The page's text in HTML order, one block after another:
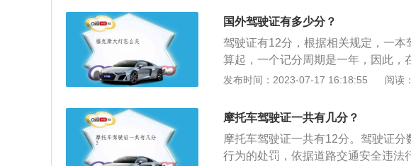
事故造成轻伤逃逸、尚未构成犯罪。
车;2、故意遮挡、污损号牌;3、7座
的机动车;5、驾驶机动车未悬挂号牌
理论考试，是机动车驾驶证考核的一
全法律法规、地方性法规等相关知
考试的时间为45分钟。驾驶证考科
和判断题，每一题1分，总分100分
试。科目一试题内容：驾驶证和机动
方性法规；大中型客货车制动系统与
车、无轨电车专用知识。科目一考
穿拖鞋，电子产品和包包不准携带
国外驾驶证有多少分？
驾驶证有12分，根据相关规定，一
算起，一个记分周期是一年，因此，
则。过期换证规则：有效期过后一年
所需资料：《机动车驾驶证申请表》
人的身份证明（原件及复印件）；
同签名的申请表以及申请人和代理人
发布时间：2023-07-17 16:18:55 阅读
摩托车驾驶证一共有几分？
摩托车驾驶证一共有12分。驾驶证
行为的处罚，依据道路交通安全违法